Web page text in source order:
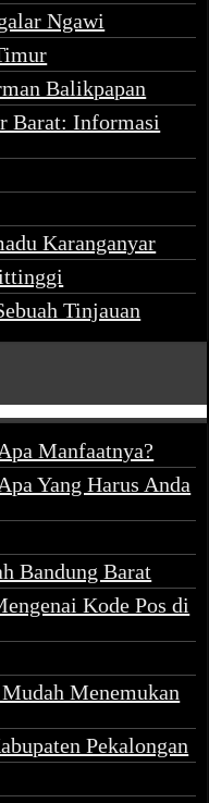
Ngawi
Balikpapan
Barat: Informasi
Karanganyar
Tinjauan
Manfaatnya?
Yang Harus Anda
Bandung Barat
Kode Pos di
Menemukan
Pekalongan